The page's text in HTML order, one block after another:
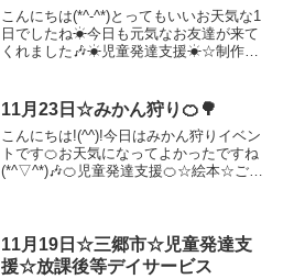
こんにちは(*^-^*)とってもいいお天気な1
日でしたね☀今日も元気なお友達が来て
くれました🎶☀児童発達支援☀☆制作、
絵本「わあ！おいしそう」☆サーキッ
ト・バラバラ平均...
11月23日☆みかん狩り🍊🌳
こんにちは!(^^)!今日はみかん狩りイベン
トです🍊お天気になってよかったですね
(*^▽^*)🎶🍊児童発達支援🍊☆絵本☆ごあ
上手...
11月19日☆三郷市☆児童発達支
援☆放課後等デイサービス